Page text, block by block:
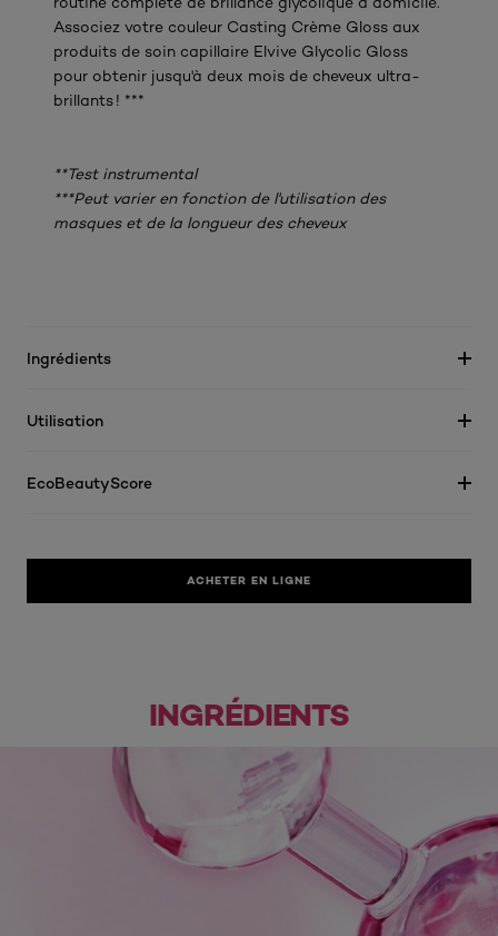
Associez votre couleur Casting Crème Gloss aux
produits de soin capillaire Elvive Glycolic Gloss
pour obtenir jusqu'à deux mois de cheveux ultra-
brillants ! ***
**Test instrumental
***Peut varier en fonction de l'utilisation des
masques et de la longueur des cheveux
Ingrédients
Utilisation
EcoBeautyScore
ACHETER EN LIGNE
INGRÉDIENTS